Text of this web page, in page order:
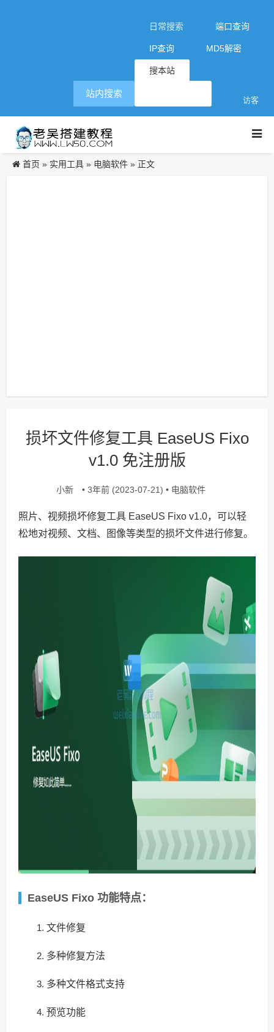
日常搜索 端口查询
IP查询 MD5解密
搜本站
访客
站内搜索
首页 » 实用工具 » 电脑软件 » 正文
损坏文件修复工具 EaseUS Fixo
v1.0 免注册版
小新 • 3年前 (2023-07-21) • 电脑软件
照片、视频损坏修复工具 EaseUS Fixo v1.0，可以轻
松地对视频、文档、图像等类型的损坏文件进行修复。
EaseUS Fixo 功能特点：
文件修复
多种修复方法
多种文件格式支持
预览功能